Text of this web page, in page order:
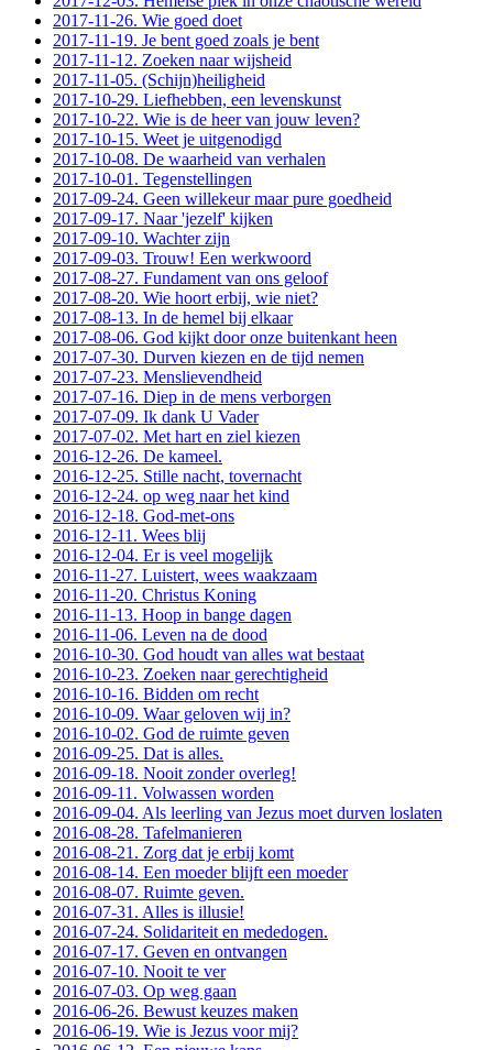
2017-11-26. Wie goed doet
2017-11-19. Je bent goed zoals je bent
2017-11-12. Zoeken naar wijsheid
2017-11-05. (Schijn)heiligheid
2017-10-29. Liefhebben, een levenskunst
2017-10-22. Wie is de heer van jouw leven?
2017-10-15. Weet je uitgenodigd
2017-10-08. De waarheid van verhalen
2017-10-01. Tegenstellingen
2017-09-24. Geen willekeur maar pure goedheid
2017-09-17. Naar 'jezelf' kijken
2017-09-10. Wachter zijn
2017-09-03. Trouw! Een werkwoord
2017-08-27. Fundament van ons geloof
2017-08-20. Wie hoort erbij, wie niet?
2017-08-13. In de hemel bij elkaar
2017-08-06. God kijkt door onze buitenkant heen
2017-07-30. Durven kiezen en de tijd nemen
2017-07-23. Menslievendheid
2017-07-16. Diep in de mens verborgen
2017-07-09. Ik dank U Vader
2017-07-02. Met hart en ziel kiezen
2016-12-26. De kameel.
2016-12-25. Stille nacht, tovernacht
2016-12-24. op weg naar het kind
2016-12-18. God-met-ons
2016-12-11. Wees blij
2016-12-04. Er is veel mogelijk
2016-11-27. Luistert, wees waakzaam
2016-11-20. Christus Koning
2016-11-13. Hoop in bange dagen
2016-11-06. Leven na de dood
2016-10-30. God houdt van alles wat bestaat
2016-10-23. Zoeken naar gerechtigheid
2016-10-16. Bidden om recht
2016-10-09. Waar geloven wij in?
2016-10-02. God de ruimte geven
2016-09-25. Dat is alles.
2016-09-18. Nooit zonder overleg!
2016-09-11. Volwassen worden
2016-09-04. Als leerling van Jezus moet durven loslaten
2016-08-28. Tafelmanieren
2016-08-21. Zorg dat je erbij komt
2016-08-14. Een moeder blijft een moeder
2016-08-07. Ruimte geven.
2016-07-31. Alles is illusie!
2016-07-24. Solidariteit en mededogen.
2016-07-17. Geven en ontvangen
2016-07-10. Nooit te ver
2016-07-03. Op weg gaan
2016-06-26. Bewust keuzes maken
2016-06-19. Wie is Jezus voor mij?